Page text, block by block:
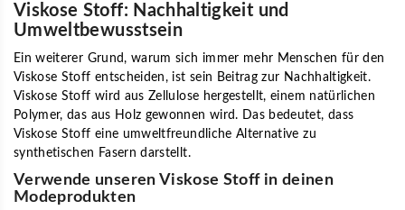
Viskose Stoff: Nachhaltigkeit und
Umweltbewusstsein
Ein weiterer Grund, warum sich immer mehr Menschen für den
Viskose Stoff entscheiden, ist sein Beitrag zur Nachhaltigkeit.
Viskose Stoff wird aus Zellulose hergestellt, einem natürlichen
Polymer, das aus Holz gewonnen wird. Das bedeutet, dass
Viskose Stoff eine umweltfreundliche Alternative zu
synthetischen Fasern darstellt.
Verwende unseren Viskose Stoff in deinen
Modeprodukten